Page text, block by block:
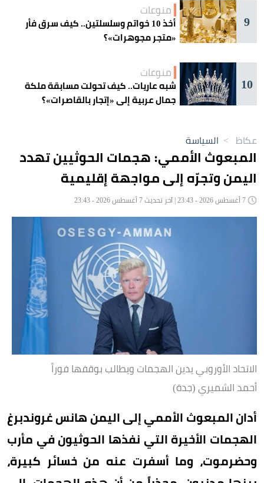
9
منوعات
أخذ 10 خواتم وسلسلتين.. كيف سرق فأر
«متجر مجوهرات»؟
10
منوعات
شبه عاريات.. كيف تحولت مسابقة ملكة
جمال عربية إلى «إتجار بالقاصرات»؟
عكاظ > السياسة
المبعوث الأممي: هجمات الحوثيين تهدد
اليمن وتجرّه إلى مواجهة إقليمية
الاتحاد الأوروبي يدين الهجمات ويطالب بوقفها فوراً
أحمد الشميري (جدة)
أدان المبعوث الأممي إلى اليمن هانس غروندبرغ
الهجمات الأخيرة التي نفذها الحوثيون في مأرب
وحضرموت، وما أسفرت عنه من خسائر كبيرة،